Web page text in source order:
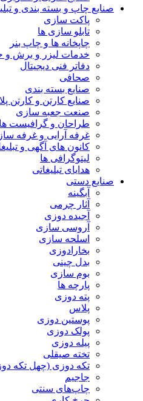
صنایع چاپ و بسته بندی و
پاکت سازی
تابلو سازی ها
چاپخانه ها و چاپ بنر
خدمات لیزر و برش و
دفاتر فنی دیجیتال
صحافی
صنایع بسته بندی
صنایع کارتن و کارتن
صنعت جعبه سازی
طراحان و گرافیست ها
غرفه آرایی و غرفه
کانون های آگهی و
لیتوگرافی ها
هدایای تبلیغاتی
صنایع دستی
آبگینه
آثار چرمی
آجیده دوزی
آروسی سازی
اسلحه سازی
بخارادوزی
بدل چینی
بوم سازی
پارچه ها
پته دوزی
پلاس
پوستین دوزی
پولک دوزی
پیله دوزی
تخته صیقلی
تکه دوزی (چهل تکه
جاجیم
چاپ‌های سنتی